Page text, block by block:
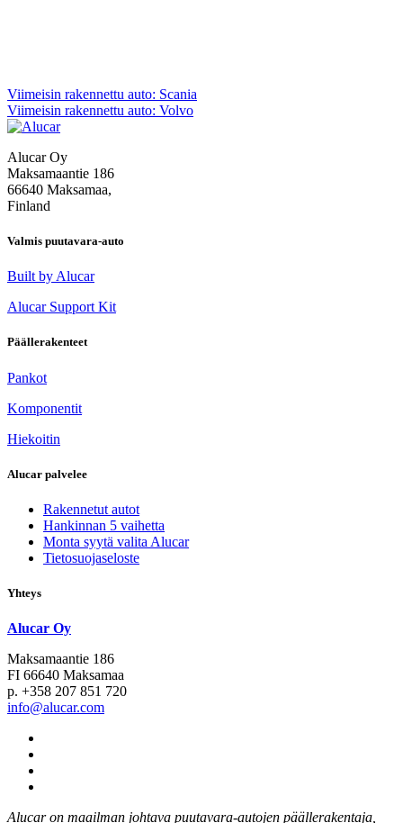
Artikkelien
selaus
Viimeisin rakennettu auto: Scania
Viimeisin rakennettu auto: Volvo
Alucar Oy
Maksamaantie 186
66640 Maksamaa,
Finland
Valmis puutavara-auto
Built by Alucar
Alucar Support Kit
Päällerakenteet
Pankot
Komponentit
Hiekoitin
Alucar palvelee
Rakennetut autot
Hankinnan 5 vaihetta
Monta syytä valita Alucar
Tietosuojaseloste
Yhteys
Alucar Oy
Maksamaantie 186
FI 66640 Maksamaa
p. +358 207 851 720
info@alucar.com
Alucar on maailman johtava puutavara-autojen päällerakentaja,